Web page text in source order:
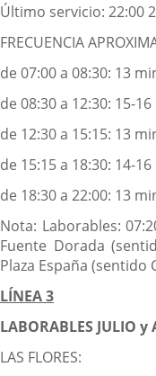
Último servicio: 22:00
FRECUENCIA
de 07:00 a 08:30: 13
de 08:30 a 12:30: 15-
de 12:30 a 15:15: 13
de 15:15 a 18:30: 14-
de 18:30 a 22:00: 13
Nota: Laborables:
Fuente Dorada
Plaza España (sentido
LÍNEA 3
LABORABLES JULIO y
LAS FLORES: